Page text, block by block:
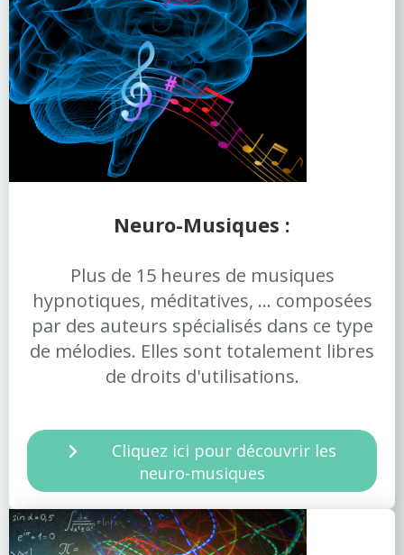
Neuro-Musiques :
Plus de 15 heures de musiques
hypnotiques, méditatives, ... composées
par des auteurs spécialisés dans ce type
de mélodies. Elles sont totalement libres
de droits d'utilisations.
Cliquez ici pour découvrir les
neuro-musiques